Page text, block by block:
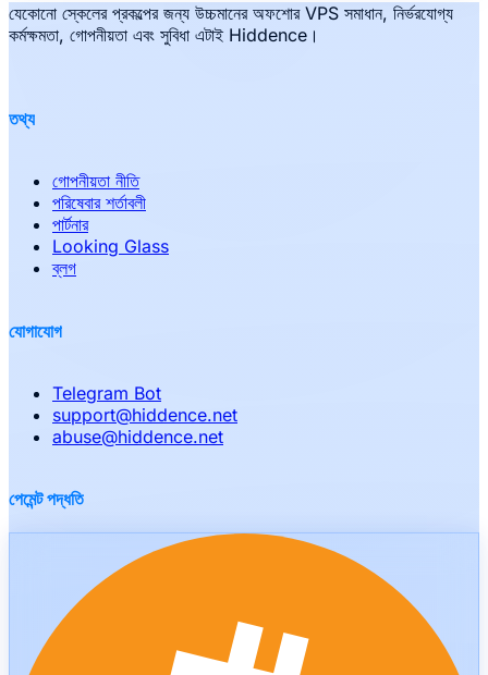
যেকোনো স্কেলের প্রকল্পের জন্য উচ্চমানের অফশোর VPS সমাধান, নির্ভরযোগ্য
কর্মক্ষমতা, গোপনীয়তা এবং সুবিধা এটাই Hiddence।
তথ্য
গোপনীয়তা নীতি
পরিষেবার শর্তাবলী
পার্টনার
Looking Glass
ব্লগ
যোগাযোগ
Telegram Bot
support@hiddence.net
abuse@hiddence.net
পেমেন্ট পদ্ধতি